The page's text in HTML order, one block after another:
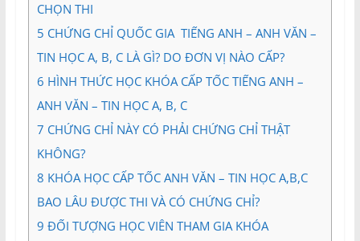
CHỌN THI
5 CHỨNG CHỈ QUỐC GIA TIẾNG ANH – ANH VĂN –
TIN HỌC A, B, C LÀ GÌ? DO ĐƠN VỊ NÀO CẤP?
6 HÌNH THỨC HỌC KHÓA CẤP TỐC TIẾNG ANH –
ANH VĂN – TIN HỌC A, B, C
7 CHỨNG CHỈ NÀY CÓ PHẢI CHỨNG CHỈ THẬT
KHÔNG?
8 KHÓA HỌC CẤP TỐC ANH VĂN – TIN HỌC A,B,C
BAO LÂU ĐƯỢC THI VÀ CÓ CHỨNG CHỈ?
9 ĐỐI TƯỢNG HỌC VIÊN THAM GIA KHÓA